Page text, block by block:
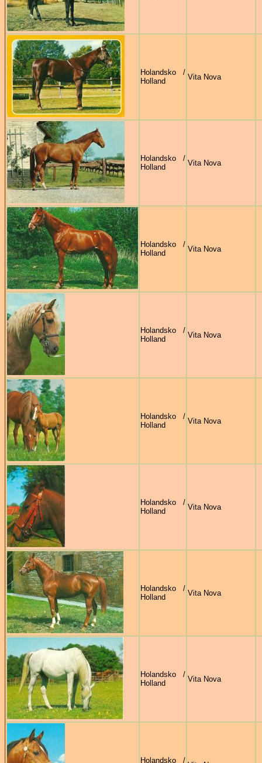
Holandsko /
Holland
Vita Nova
Holandsko /
Holland
Vita Nova
Holandsko /
Holland
Vita Nova
Holandsko /
Holland
Vita Nova
Holandsko /
Holland
Vita Nova
Holandsko /
Holland
Vita Nova
Holandsko /
Holland
Vita Nova
Holandsko /
Holland
Vita Nova
Holandsko /